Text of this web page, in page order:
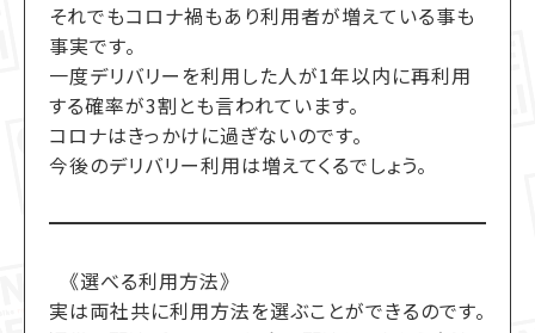
それでもコロナ禍もあり利用者が増えている事も
事実です。
一度デリバリーを利用した人が1年以内に再利用
する確率が3割とも言われています。
コロナはきっかけに過ぎないのです。
今後のデリバリー利用は増えてくるでしょう。
《選べる利用方法》
実は両社共に利用方法を選ぶことができるのです。